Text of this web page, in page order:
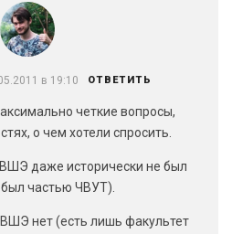
в 19:10 ОТВЕТИТЬ
четкие вопросы,
о чем хотели спросить.
даже исторически не был
частью ЧВУТ).
нет (есть лишь факультет